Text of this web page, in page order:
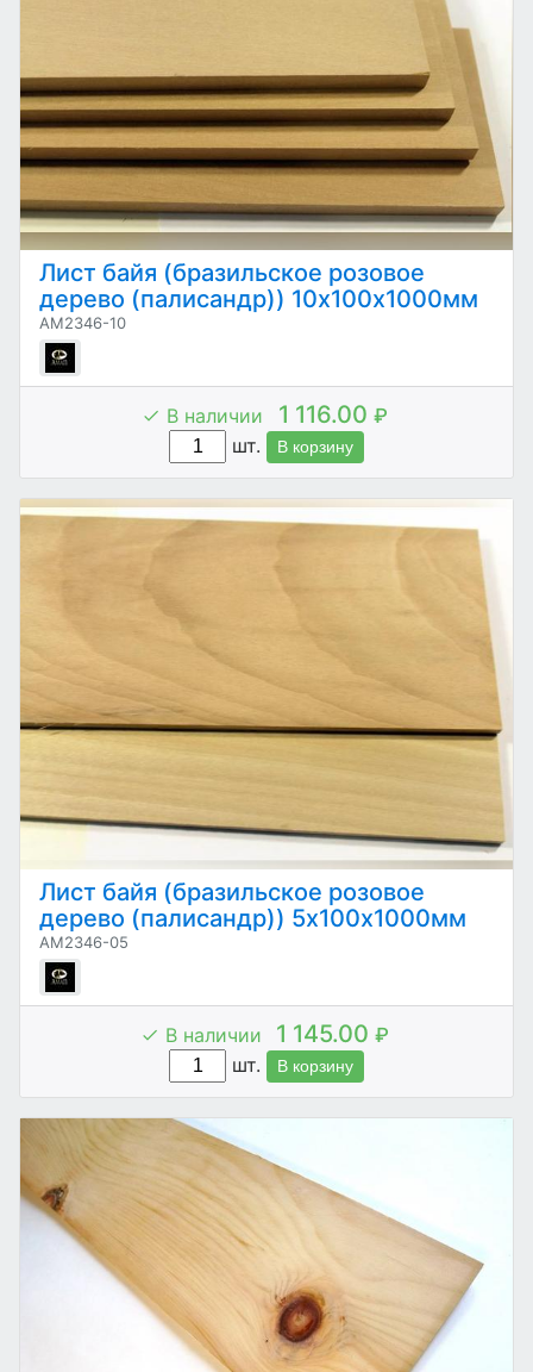
Лист байя (бразильское розовое
дерево (палисандр)) 10х100х1000мм
AM2346-10
В наличии 1 116.00 ₽
шт.
В корзину
Лист байя (бразильское розовое
дерево (палисандр)) 5х100х1000мм
AM2346-05
В наличии 1 145.00 ₽
шт.
В корзину